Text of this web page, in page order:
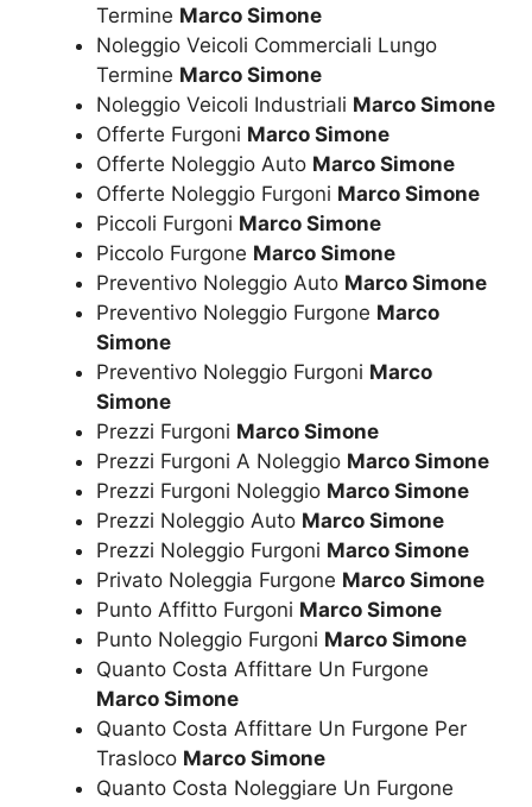
Termine Marco Simone
Noleggio Veicoli Commerciali Lungo
Termine Marco Simone
Noleggio Veicoli Industriali Marco Simone
Offerte Furgoni Marco Simone
Offerte Noleggio Auto Marco Simone
Offerte Noleggio Furgoni Marco Simone
Piccoli Furgoni Marco Simone
Piccolo Furgone Marco Simone
Preventivo Noleggio Auto Marco Simone
Preventivo Noleggio Furgone Marco
Simone
Preventivo Noleggio Furgoni Marco
Simone
Prezzi Furgoni Marco Simone
Prezzi Furgoni A Noleggio Marco Simone
Prezzi Furgoni Noleggio Marco Simone
Prezzi Noleggio Auto Marco Simone
Prezzi Noleggio Furgoni Marco Simone
Privato Noleggia Furgone Marco Simone
Punto Affitto Furgoni Marco Simone
Punto Noleggio Furgoni Marco Simone
Quanto Costa Affittare Un Furgone
Marco Simone
Quanto Costa Affittare Un Furgone Per
Trasloco Marco Simone
Quanto Costa Noleggiare Un Furgone